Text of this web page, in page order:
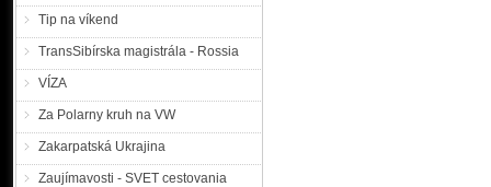
Tip na víkend
TransSibírska magistrála - Rossia
VÍZA
Za Polarny kruh na VW
Zakarpatská Ukrajina
Zaujímavosti - SVET cestovania